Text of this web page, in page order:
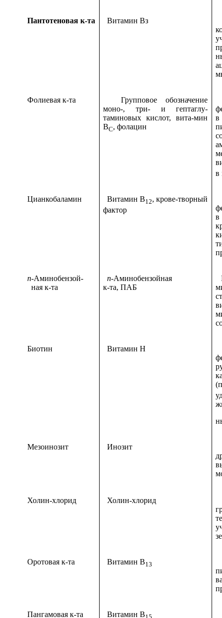
Пантотеновая к-та Витамин Вз
Фолиевая к-та
Групповое обозначение
моно-, три- и гептаглу-
таминовых кислот, вита-мин
ВС, фолацин
в
в
Цианкобаламин Витамин B12, крове-творный
фактор
n-Аминобензой-
ная к-та
n-Аминобензойная
к-та, ПАБ
Биотин Витамин Н
Мезоинозит Инозит
Холин-хлорид Холин-хлорид
Оротовая к-та Витамин B13
Пангамовая к-та Витамин B